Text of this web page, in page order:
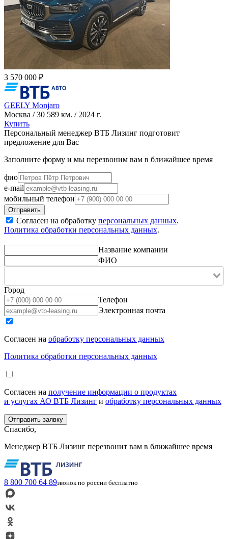
3 570 000 ₽
GEELY Monjaro
Москва / 30 589 км. / 2024 г.
Купить
Персональный менеджер ВТБ Лизинг подготовит
предложение для Вас
Заполните форму и мы перезвоним вам в ближайшее время
фио
e-mail
мобильный телефон
Согласен на обработку персональных данных.
Политика обработки персональных данных.
Название компании
ФИО
Город
Телефон
Электронная почта
Согласен на обработку персональных данных
Политика обработки персональных данных
Согласен на получение информации о продуктах
и услугах АО ВТБ Лизинг и обработку персональных данных
Спасибо,
Менеджер ВТБ Лизинг перезвонит вам в ближайшее время
8 800 700 64 89звонок по россии бесплатно